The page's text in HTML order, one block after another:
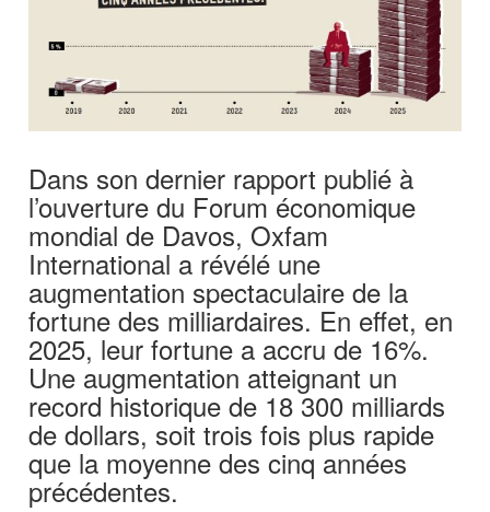
Dans son dernier rapport publié à
l’ouverture du Forum économique
mondial de Davos, Oxfam
International a révélé une
augmentation spectaculaire de la
fortune des milliardaires. En effet, en
2025, leur fortune a accru de 16%.
Une augmentation atteignant un
record historique de 18 300 milliards
de dollars, soit trois fois plus rapide
que la moyenne des cinq années
précédentes.